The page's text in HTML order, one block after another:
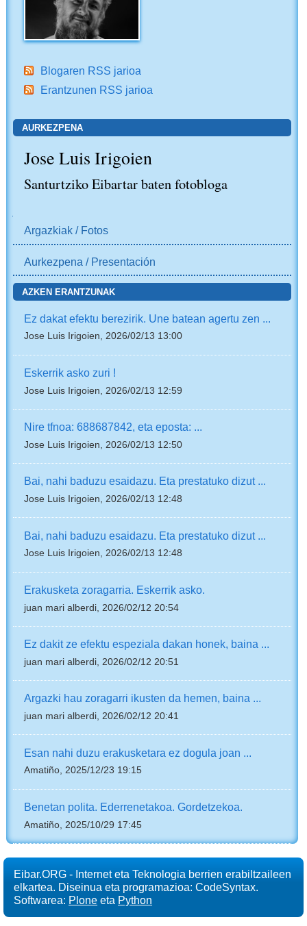
Blogaren RSS jarioa
Erantzunen RSS jarioa
AURKEZPENA
Jose Luis Irigoien
Santurtziko Eibartar baten fotobloga
Argazkiak / Fotos
Aurkezpena / Presentación
AZKEN ERANTZUNAK
Ez dakat efektu berezirik. Une batean agertu zen ...
Jose Luis Irigoien, 2026/02/13 13:00
Eskerrik asko zuri !
Jose Luis Irigoien, 2026/02/13 12:59
Nire tfnoa: 688687842, eta eposta: ...
Jose Luis Irigoien, 2026/02/13 12:50
Bai, nahi baduzu esaidazu. Eta prestatuko dizut ...
Jose Luis Irigoien, 2026/02/13 12:48
Bai, nahi baduzu esaidazu. Eta prestatuko dizut ...
Jose Luis Irigoien, 2026/02/13 12:48
Erakusketa zoragarria. Eskerrik asko.
juan mari alberdi, 2026/02/12 20:54
Ez dakit ze efektu espeziala dakan honek, baina ...
juan mari alberdi, 2026/02/12 20:51
Argazki hau zoragarri ikusten da hemen, baina ...
juan mari alberdi, 2026/02/12 20:41
Esan nahi duzu erakusketara ez dogula joan ...
Amatiño, 2025/12/23 19:15
Benetan polita. Ederrenetakoa. Gordetzekoa.
Amatiño, 2025/10/29 17:45
Eibar.ORG - Internet eta Teknologia berrien erabiltzaileen
elkartea. Diseinua eta programazioa: CodeSyntax.
Softwarea: Plone eta Python